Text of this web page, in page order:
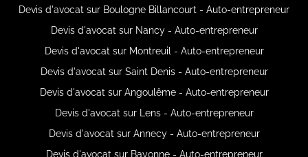
Devis d'avocat sur Boulogne Billancourt - Auto-entrepreneur
Devis d'avocat sur Nancy - Auto-entrepreneur
Devis d'avocat sur Montreuil - Auto-entrepreneur
Devis d'avocat sur Saint Denis - Auto-entrepreneur
Devis d'avocat sur Angoulême - Auto-entrepreneur
Devis d'avocat sur Lens - Auto-entrepreneur
Devis d'avocat sur Annecy - Auto-entrepreneur
Devis d'avocat sur Bayonne - Auto-entrepreneur